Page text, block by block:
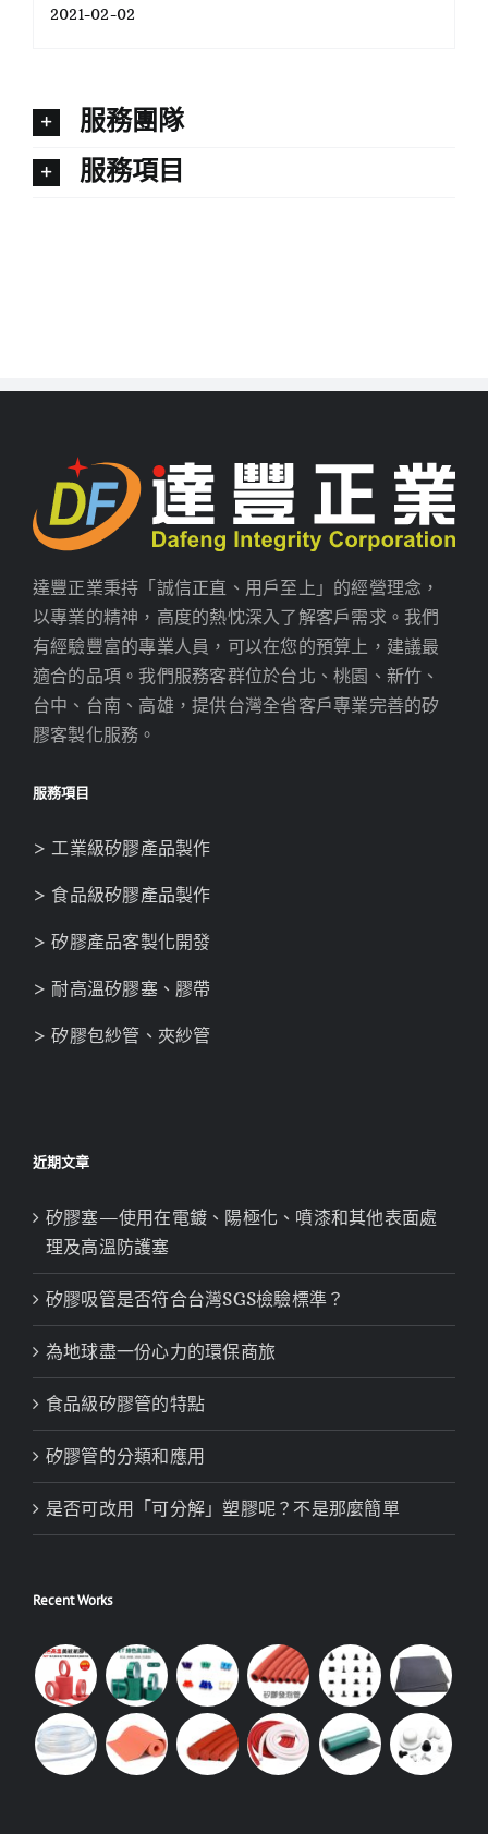
2021-02-02
服務團隊
服務項目
達豐正業秉持「誠信正直、用戶至上」的經營理念，
以專業的精神，高度的熱忱深入了解客戶需求。我們
有經驗豐富的專業人員，可以在您的預算上，建議最
適合的品項。我們服務客群位於台北、桃園、新竹、
台中、台南、高雄，提供台灣全省客戶專業完善的矽
膠客製化服務。
服務項目
> 工業級矽膠產品製作
> 食品級矽膠產品製作
> 矽膠產品客製化開發
> 耐高溫矽膠塞、膠帶
> 矽膠包紗管、夾紗管
近期文章
矽膠塞—使用在電鍍、陽極化、噴漆和其他表面處
理及高溫防護塞
矽膠吸管是否符合台灣SGS檢驗標準？
為地球盡一份心力的環保商旅
食品級矽膠管的特點
矽膠管的分類和應用
是否可改用「可分解」塑膠呢？不是那麼簡單
Recent Works